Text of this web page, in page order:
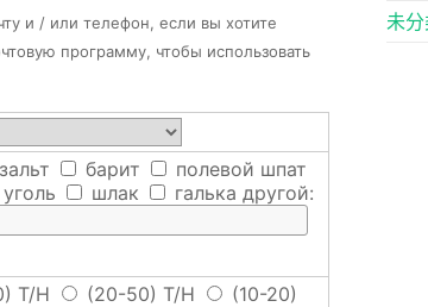
и / или телефон, если вы хотите
программу, чтобы использовать
барит
полевой шпат
уголь шлак галька другой:
T/H (20-50) T/H
(10-20)
未